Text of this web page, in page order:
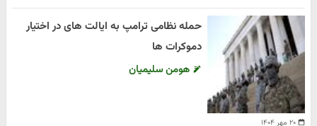
۲۰ مهر ۱۴۰۴
حمله نظامی ترامپ به ایالت های در اختیار
دموکرات ها
هومن سلیمیان